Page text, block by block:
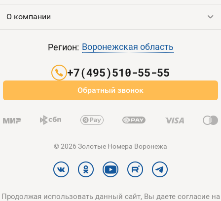
Выгодные тарифы
О компании
Оплата и доставка
Регион: Воронежская область
+7(495)510-55-55
Обратный звонок
© 2026 Золотые Номера Воронежа
Продолжая использовать данный сайт, Вы даете согласие на